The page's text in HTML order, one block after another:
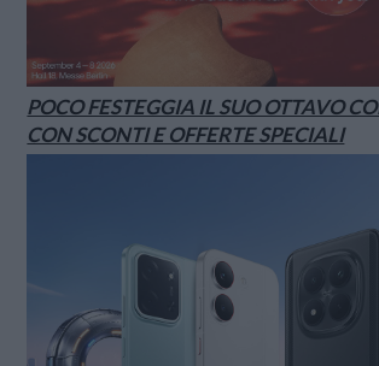
POCO FESTEGGIA IL SUO OTTAVO
CON SCONTI E OFFERTE SPECIALI